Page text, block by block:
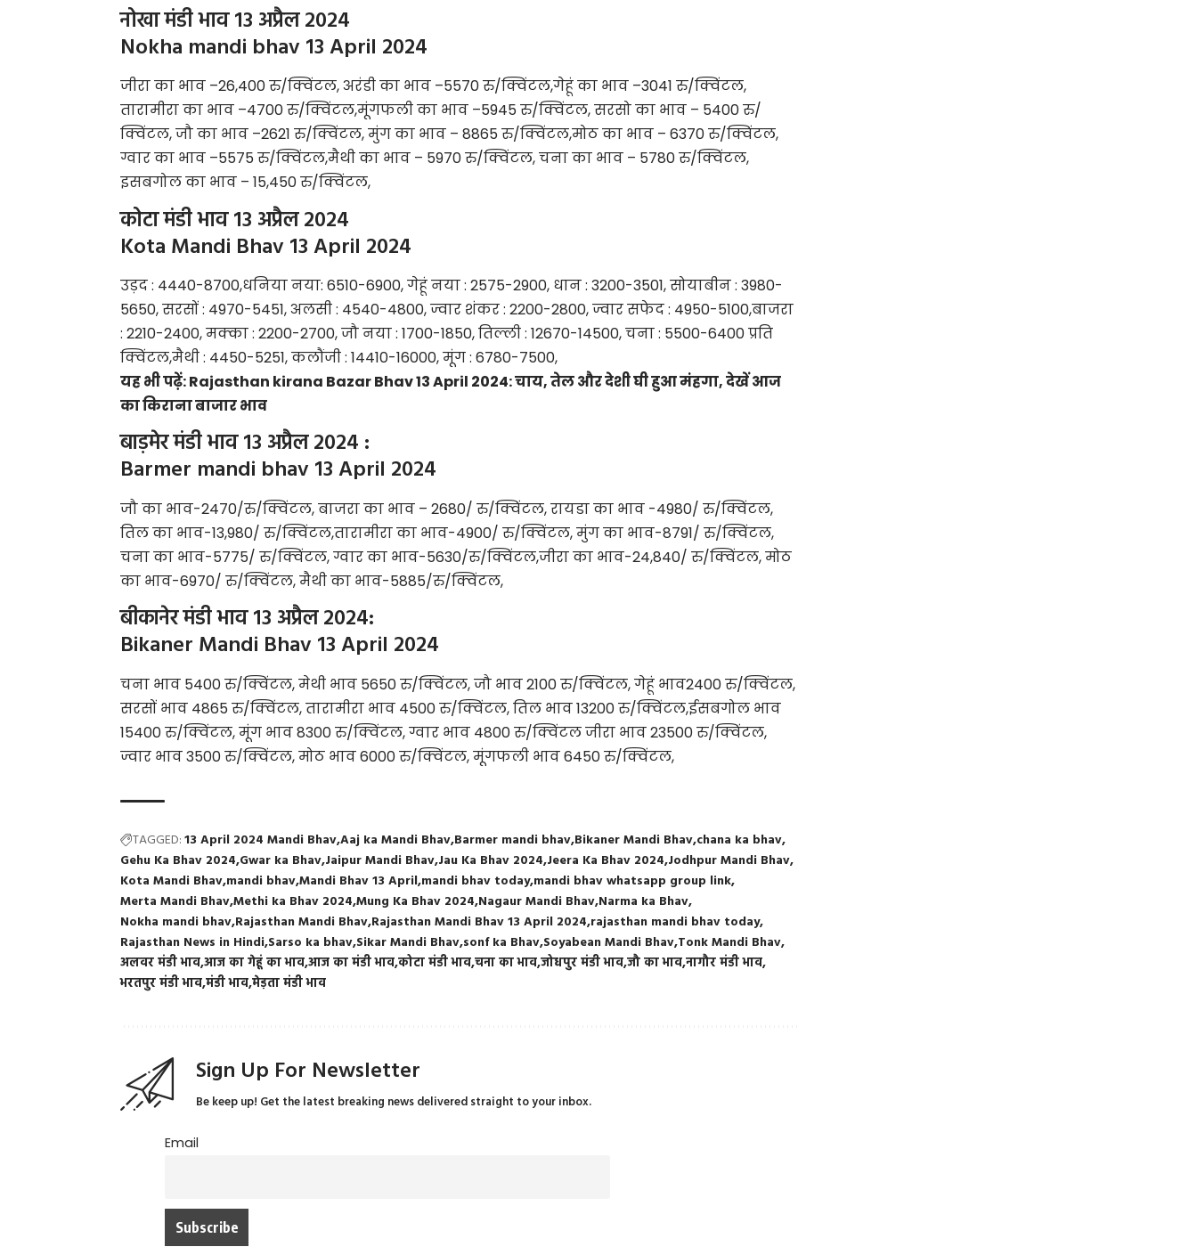
नोखा मंडी भाव 13 अप्रैल 2024
Nokha mandi bhav 13 April 2024
जीरा का भाव –26,400 रु/क्विंटल, अरंडी का भाव –5570 रु/क्विंटल,गेहूं का भाव –3041 रु/क्विंटल,
तारामीरा का भाव –4700 रु/क्विंटल,मूंगफली का भाव –5945 रु/क्विंटल, सरसो का भाव – 5400 रु/
क्विंटल, जौ का भाव –2621 रु/क्विंटल, मुंग का भाव – 8865 रु/क्विंटल,मोठ का भाव – 6370 रु/क्विंटल,
ग्वार का भाव –5575 रु/क्विंटल,मैथी का भाव – 5970 रु/क्विंटल, चना का भाव – 5780 रु/क्विंटल,
इसबगोल का भाव – 15,450 रु/क्विंटल,
कोटा मंडी भाव 13 अप्रैल 2024
Kota Mandi Bhav 13 April 2024
उड़द : 4440-8700,धनिया नया: 6510-6900, गेहूं नया : 2575-2900, धान : 3200-3501, सोयाबीन : 3980-
5650, सरसों : 4970-5451, अलसी : 4540-4800, ज्वार शंकर : 2200-2800, ज्वार सफेद : 4950-5100,बाजरा
: 2210-2400, मक्का : 2200-2700, जौ नया : 1700-1850, तिल्ली : 12670-14500, चना : 5500-6400 प्रति
क्विंटल,मैथी : 4450-5251, कलौंजी : 14410-16000, मूंग : 6780-7500,
यह भी पढ़ें:Rajasthan kirana Bazar Bhav 13 April 2024: चाय, तेल और देशी घी हुआ मंहगा, देखें आज
का किराना बाजार भाव
बाड़मेर मंडी भाव 13 अप्रैल 2024 :
Barmer mandi bhav 13 April 2024
जौ का भाव-2470/रु/क्विंटल, बाजरा का भाव – 2680/ रु/क्विंटल, रायडा का भाव -4980/ रु/क्विंटल,
तिल का भाव-13,980/ रु/क्विंटल,तारामीरा का भाव-4900/ रु/क्विंटल, मुंग का भाव-8791/ रु/क्विंटल,
चना का भाव-5775/ रु/क्विंटल, ग्वार का भाव-5630/रु/क्विंटल,जीरा का भाव-24,840/ रु/क्विंटल, मोठ
का भाव-6970/ रु/क्विंटल, मैथी का भाव-5885/रु/क्विंटल,
बीकानेर मंडी भाव 13 अप्रैल 2024:
Bikaner Mandi Bhav 13 April 2024
चना भाव 5400 रु/क्विंटल, मेथी भाव 5650 रु/क्विंटल, जौ भाव 2100 रु/क्विंटल, गेहूं भाव2400 रु/क्विंटल,
सरसों भाव 4865 रु/क्विंटल, तारामीरा भाव 4500 रु/क्विंटल, तिल भाव 13200 रु/क्विंटल,ईसबगोल भाव
15400 रु/क्विंटल, मूंग भाव 8300 रु/क्विंटल, ग्वार भाव 4800 रु/क्विंटल जीरा भाव 23500 रु/क्विंटल,
ज्वार भाव 3500 रु/क्विंटल, मोठ भाव 6000 रु/क्विंटल, मूंगफली भाव 6450 रु/क्विंटल,
TAGGED:13 April 2024 Mandi BhavAaj ka Mandi Bhav Barmer mandi bhav Bikaner Mandi Bhav chana ka bhav
Gehu Ka Bhav 2024 Gwar ka Bhav Jaipur Mandi Bhav Jau Ka Bhav 2024 Jeera Ka Bhav 2024 Jodhpur Mandi Bhav
Kota Mandi Bhav mandi bhavMandi Bhav 13 April mandi bhav today mandi bhav whatsapp group link
Merta Mandi BhavMethi ka Bhav 2024Mung Ka Bhav 2024 Nagaur Mandi Bhav Narma ka Bhav
Nokha mandi bhav Rajasthan Mandi Bhav Rajasthan Mandi Bhav 13 April 2024 rajasthan mandi bhav today
Rajasthan News in Hindi Sarso ka bhav Sikar Mandi Bhav sonf ka Bhav Soyabean Mandi Bhav Tonk Mandi Bhav
अलवर मंडी भावआज का गेहूं का भावआज का मंडी भावकोटा मंडी भावचना का भावजोधपुर मंडी भावजौ का भावनागौर मंडी भाव
भरतपुर मंडी भावमंडी भावमेड़ता मंडी भाव
Sign Up For Newsletter
Be keep up! Get the latest breaking news delivered straight to your inbox.
Email